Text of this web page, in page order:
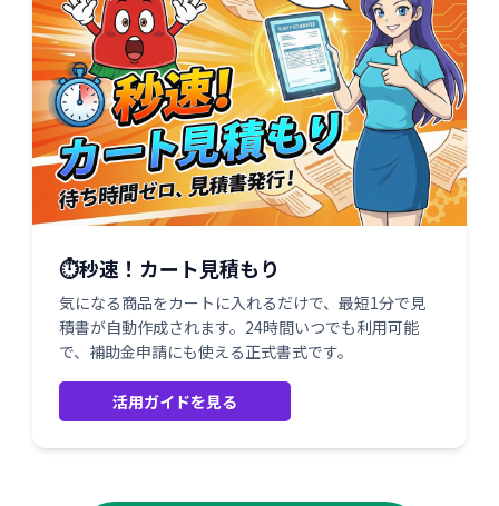
⏱️秒速！カート見積もり
気になる商品をカートに入れるだけで、最短1分で見
積書が自動作成されます。24時間いつでも利用可能
で、補助金申請にも使える正式書式です。
活用ガイドを見る